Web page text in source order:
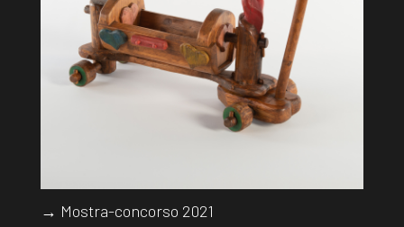
→ Mostra-concorso 2021